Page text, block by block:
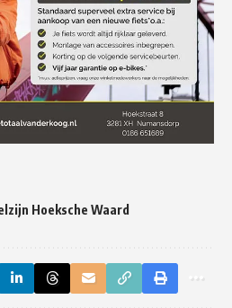
Hoeksche Waard